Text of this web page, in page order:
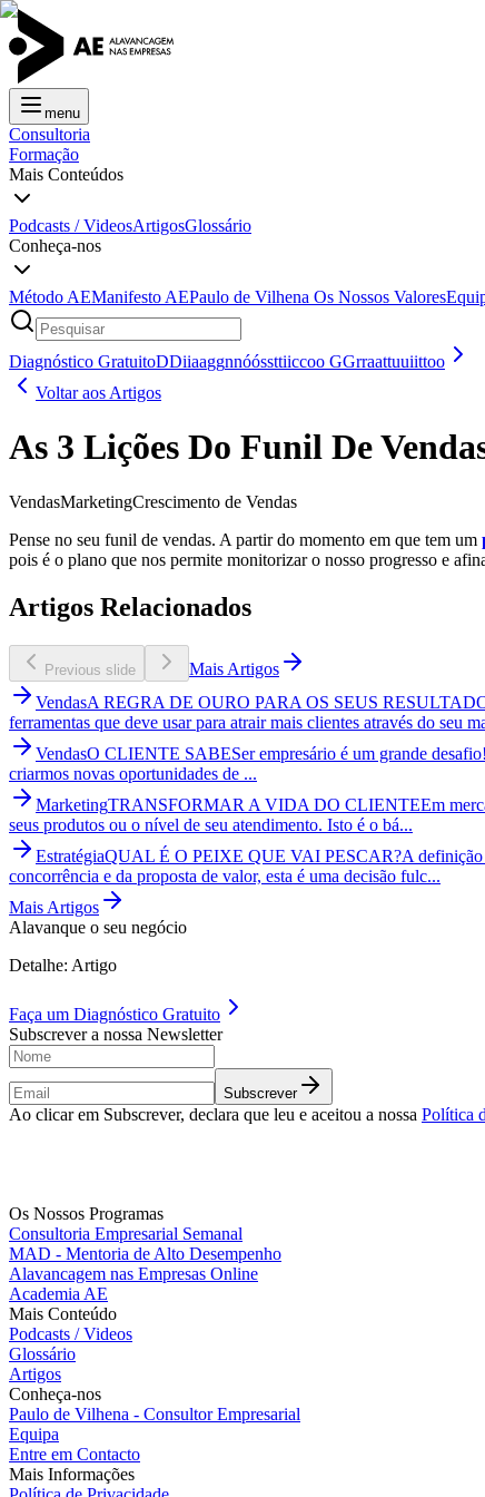
menu
Consultoria
Formação
Mais Conteúdos
Podcasts / VideosArtigosGlossário
Conheça-nos
Método AEManifesto AEPaulo de Vilhena Os Nossos Valores
Diagnóstico GratuitoDDiiaaggnnóóssttiiccoo GGrraattuuiittoo
Voltar aos Artigos
As 3 Lições Do Funil De
VendasMarketingCrescimento de Vendas
Pense no seu funil de vendas. A partir do momento em que tem um
pois é o plano que nos permite monitorizar o nosso progresso e
Artigos Relacionados
Previous slide
Mais Artigos
VendasA REGRA DE OURO PARA OS SEUS
ferramentas que deve usar para atrair mais clientes através do seu
VendasO CLIENTE SABESer empresário é um grande
criarmos novas oportunidades de ...
MarketingTRANSFORMAR A VIDA DO CLIENTEEm
seus produtos ou o nível de seu atendimento. Isto é o bá...
EstratégiaQUAL É O PEIXE QUE VAI PESCAR?A definição
concorrência e da proposta de valor, esta é uma decisão fulc...
Mais Artigos
Alavanque o seu negócio
Detalhe: Artigo
Faça um Diagnóstico Gratuito
Subscrever a nossa Newsletter
Subscrever
Ao clicar em Subscrever, declara que leu e aceitou a nossa Política
Os Nossos Programas
Consultoria Empresarial Semanal
MAD - Mentoria de Alto Desempenho
Alavancagem nas Empresas Online
Academia AE
Mais Conteúdo
Podcasts / Videos
Glossário
Artigos
Conheça-nos
Paulo de Vilhena - Consultor Empresarial
Equipa
Entre em Contacto
Mais Informações